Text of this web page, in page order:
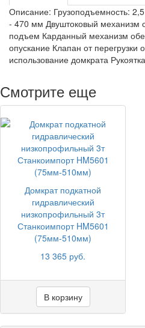
Описание: Грузоподъемность:
- 470 мм Двуштоковый механизм
подъем Карданный механизм
опускание Клапан от перегрузки
использование домкрата
Смотрите еще
Домкрат подкатной
гидравлический
низкопрофильный 3т
Станкоимпорт HM5601
(75мм-510мм)
13 365 руб.
В корзину